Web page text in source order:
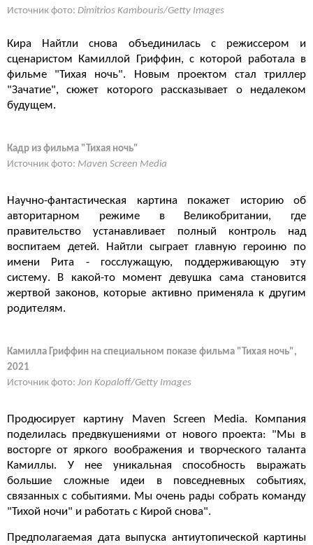
Источник фото: Dimitrios Kambouris/Getty Images
Кира Найтли снова объединилась с режиссером и
сценаристом Камиллой Гриффин, с которой работала в
фильме "Тихая ночь". Новым проектом стал триллер
"Зачатие", сюжет которого рассказывает о недалеком
будущем.
Кадр из фильма "Тихая ночь"
Источник фото: Maven Screen Media
Научно-фантастическая картина покажет историю об
авторитарном режиме в Великобритании, где
правительство устанавливает полный контроль над
воспитаем детей. Найтли сыграет главную героиню по
имени Рита - госслужащую, поддерживающую эту
систему. В какой-то момент девушка сама становится
жертвой законов, которые активно применяла к другим
родителям.
Камилла Гриффин на специальном показе фильма "Тихая ночь",
2021
Источник фото: Jon Kopaloff/Getty Images
Продюсирует картину Maven Screen Media. Компания
поделилась предвкушениями от нового проекта: "Мы в
восторге от яркого воображения и творческого таланта
Камиллы. У нее уникальная способность выражать
большие сложные идеи в повседневных событиях,
связанных с событиями. Мы очень рады собрать команду
"Тихой ночи" и работать с Кирой снова".
Предполагаемая дата выпуска антиутопической картины